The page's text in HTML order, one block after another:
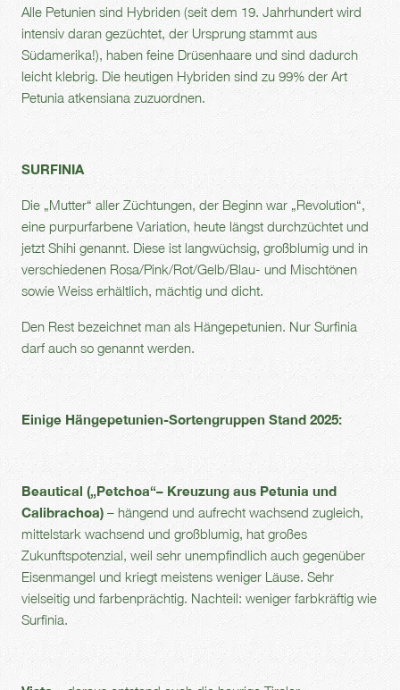
Alle Petunien sind Hybriden (seit dem 19. Jahrhundert wird
intensiv daran gezüchtet, der Ursprung stammt aus
Südamerika!), haben feine Drüsenhaare und sind dadurch
leicht klebrig. Die heutigen Hybriden sind zu 99% der Art
Petunia atkensiana zuzuordnen.
SURFINIA
Die „Mutter“ aller Züchtungen, der Beginn war „Revolution“,
eine purpurfarbene Variation, heute längst durchzüchtet und
jetzt Shihi genannt. Diese ist langwüchsig, großblumig und in
verschiedenen Rosa/Pink/Rot/Gelb/Blau- und Mischtönen
sowie Weiss erhältlich, mächtig und dicht.
Den Rest bezeichnet man als Hängepetunien. Nur Surfinia
darf auch so genannt werden.
Einige Hängepetunien-Sortengruppen Stand 2025:
Beautical („Petchoa“– Kreuzung aus Petunia und
Calibrachoa) – hängend und aufrecht wachsend zugleich,
mittelstark wachsend und großblumig, hat großes
Zukunftspotenzial, weil sehr unempfindlich auch gegenüber
Eisenmangel und kriegt meistens weniger Läuse. Sehr
vielseitig und farbenprächtig. Nachteil: weniger farbkräftig wie
Surfinia.